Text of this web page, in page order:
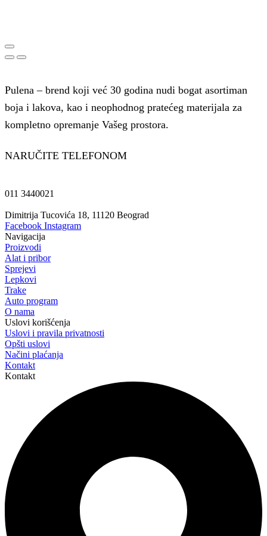
Pulena – brend koji već 30 godina nudi bogat asortiman
boja i lakova, kao i neophodnog pratećeg materijala za
kompletno opremanje Vašeg prostora.
NARUČITE TELEFONOM
011 3440021
Dimitrija Tucovića 18, 11120 Beograd
Facebook Instagram
Navigacija
Proizvodi
Alat i pribor
Sprejevi
Lepkovi
Trake
Auto program
O nama
Uslovi korišćenja
Uslovi i pravila privatnosti
Opšti uslovi
Načini plaćanja
Kontakt
Kontakt